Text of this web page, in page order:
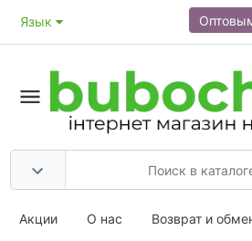
Язык
Акции О нас Возврат и